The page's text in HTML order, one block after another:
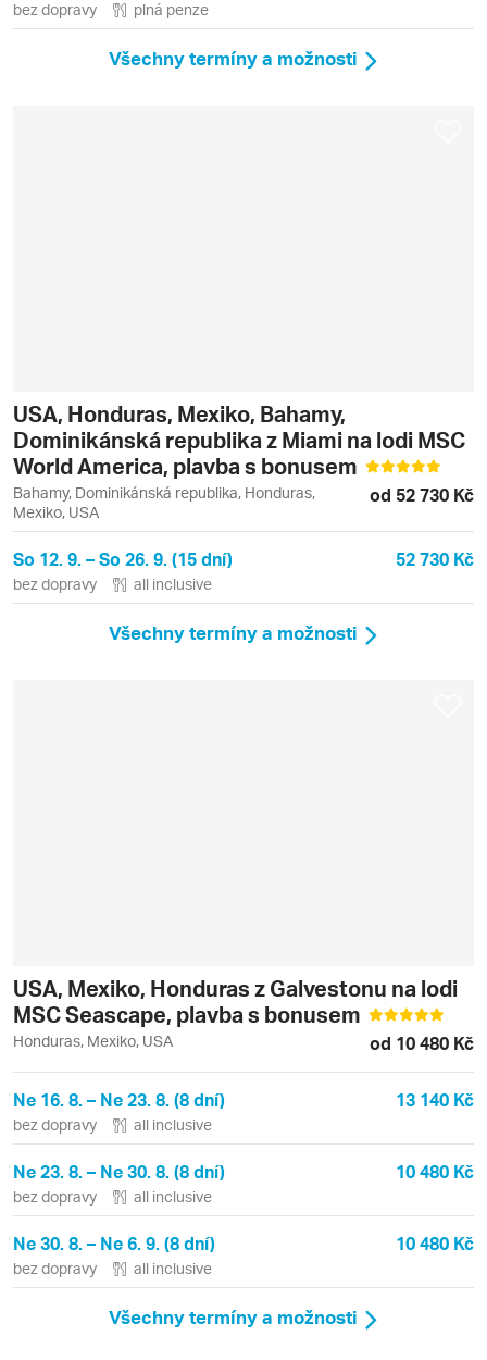
bez dopravy plná penze
Všechny termíny a možnosti
USA, Honduras, Mexiko, Bahamy,
Dominikánská republika z Miami na lodi MSC
World America, plavba s bonusem
Bahamy, Dominikánská republika, Honduras,
Mexiko, USA
od 52 730 Kč
So 12. 9. – So 26. 9. (15 dní) 52 730 Kč
bez dopravy all inclusive
Všechny termíny a možnosti
USA, Mexiko, Honduras z Galvestonu na lodi
MSC Seascape, plavba s bonusem
Honduras, Mexiko, USA od 10 480 Kč
Ne 16. 8. – Ne 23. 8. (8 dní) 13 140 Kč
bez dopravy all inclusive
Ne 23. 8. – Ne 30. 8. (8 dní) 10 480 Kč
bez dopravy all inclusive
Ne 30. 8. – Ne 6. 9. (8 dní) 10 480 Kč
bez dopravy all inclusive
Všechny termíny a možnosti